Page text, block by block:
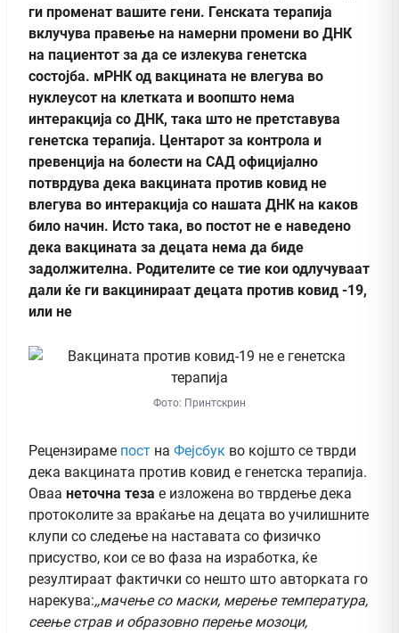
ги променат вашите гени. Генската терапија
вклучува правење на намерни промени во ДНК
на пациентот за да се излекува генетска
состојба. мРНК од вакцината не влегува во
нуклеусот на клетката и воопшто нема
интеракција со ДНК, така што не претставува
генетска терапија. Центарот за контрола и
превенција на болести на САД официјално
потврдува дека вакцината против ковид не
влегува во интеракција со нашата ДНК на каков
било начин. Исто така, во постот не е наведено
дека вакцината за децата нема да биде
задолжителна. Родителите се тие кои одлучуваат
дали ќе ги вакцинираат децата против ковид -19,
или не
Фото: Принтскрин
Рецензираме пост на Фејсбук во којшто се тврди
дека вакцината против ковид е генетска терапија.
Оваа неточна теза е изложена во тврдење дека
протоколите за враќање на децата во училишните
клупи со следење на наставата со физичко
присуство, кои се во фаза на изработка, ќе
резултираат фактички со нешто што авторката го
нарекува:,,мачење со маски, мерење температура,
сеење страв и образовно перење мозоци,